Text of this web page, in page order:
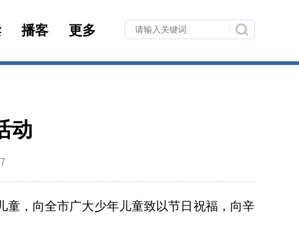
播客 更多
动
，向全市广大少年儿童致以节日祝福，向辛